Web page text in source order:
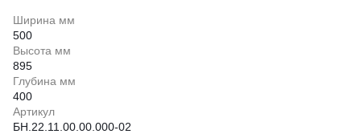
Ширина мм
500
Высота мм
895
Глубина мм
400
Артикул
БН.22.11.00.00.000-02